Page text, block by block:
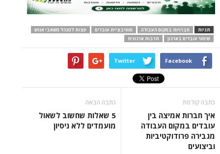
תגיות חברויות במקום העבודה מוטיבציית עובדים
עצות למנהל משאבי אנוש
שימור עובדים בארגון
תרבות ארגונית
Facebook
Twitter
כתבה קודמת
איך חברות אמיצה בין
עובדים במקום העבודה
מגבירה פרודוקטיביות
וביצועים
כתבה הבאה
5 שאלות שחשוב לשאול
מועמדים ללא ניסיון